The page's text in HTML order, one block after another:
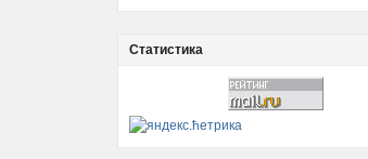
Статистика